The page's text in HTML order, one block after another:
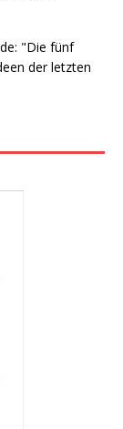
"Die fünf
der letzten